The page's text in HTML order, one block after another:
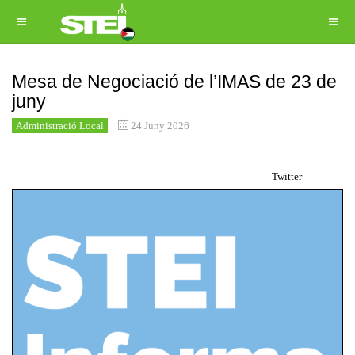
Mesa de Negociació de l’IMAS de 23 de
juny
Administració Local 24 Juny 2026
Twitter